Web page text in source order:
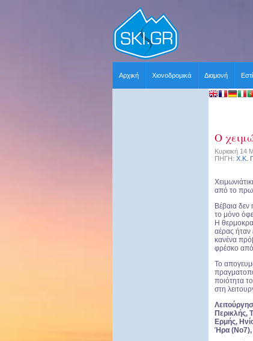
Αρχική Χιονοδρομικά Διαμονή
Ο
Κυριακή 14
ΠΗΓΗ: Χ.Κ.
από το
Βέβαια δεν
το μόνο
Η
αέρας ήταν
κανένα
φρέσκο
Το
ποιότητα
στη
Περικλής,
Ερμής,
Ήρα (Νο7),